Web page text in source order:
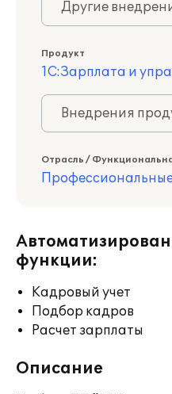
Другие
Продукт
1С:Зарплата и
Внедрения
Отрасль /
Профессиональные
функции:
Кадровый учет
Подбор кадров
Расчет зарплаты
Описание